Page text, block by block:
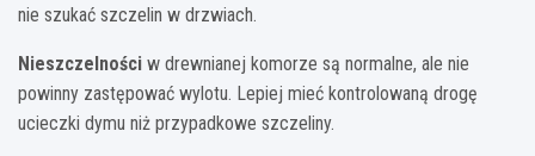
nie szukać szczelin w drzwiach.
Nieszczelności w drewnianej komorze są normalne, ale nie
powinny zastępować wylotu. Lepiej mieć kontrolowaną drogę
ucieczki dymu niż przypadkowe szczeliny.